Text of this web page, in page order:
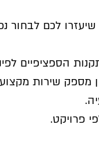
לכם לבחור
הספציפיים
שירות
פרויקט.